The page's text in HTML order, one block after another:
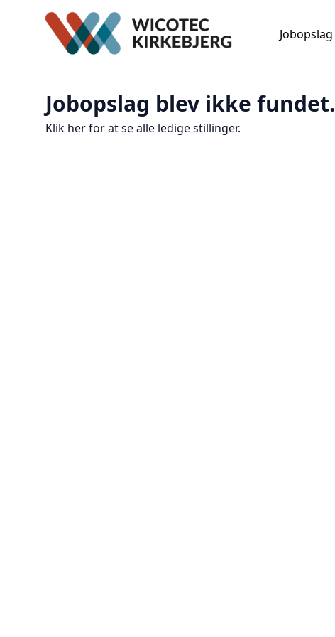
Jobopslag
Jobopslag blev ikke fundet.
Klik her for at se alle ledige stillinger.